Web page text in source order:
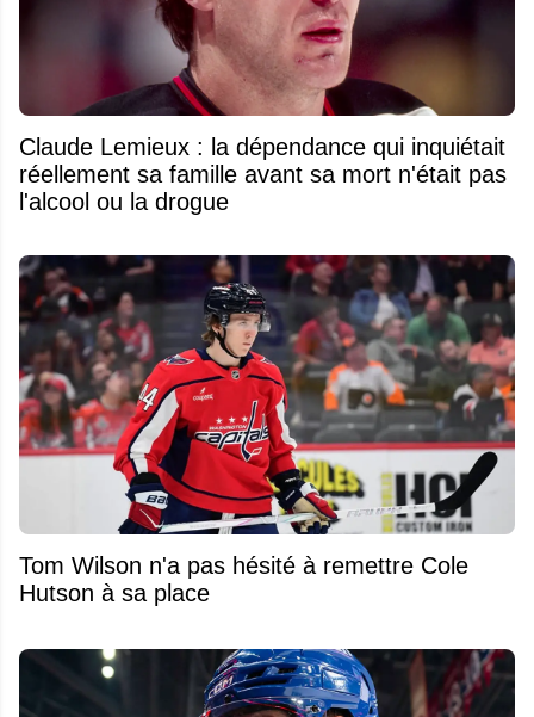
Claude Lemieux : la dépendance qui inquiétait
réellement sa famille avant sa mort n'était pas
l'alcool ou la drogue
Tom Wilson n'a pas hésité à remettre Cole
Hutson à sa place